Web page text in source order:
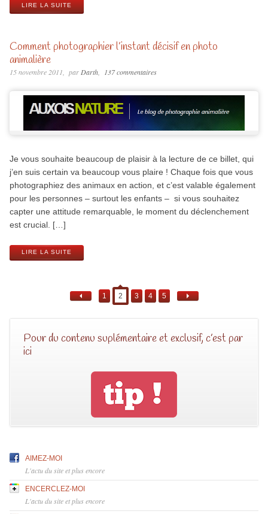
LIRE LA SUITE
Comment photographier l’instant décisif en photo
animalière
15 novembre 2011 parDarth 137 commentaires
Je vous souhaite beaucoup de plaisir à la lecture de ce billet, qui
j’en suis certain va beaucoup vous plaire ! Chaque fois que vous
photographiez des animaux en action, et c’est valable également
pour les personnes – surtout les enfants – si vous souhaitez
capter une attitude remarquable, le moment du déclenchement
est crucial. […]
LIRE LA SUITE
1 2 3 4 5
Pour du contenu suplémentaire et exclusif, c’est par
ici
AIMEZ-MOI
L'actu du site et plus encore
ENCERCLEZ-MOI
L'actu du site et plus encore